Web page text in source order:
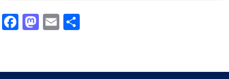
Facebook
Mastodon
Email